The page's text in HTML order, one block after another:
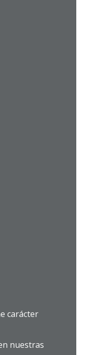
carácter
nuestras